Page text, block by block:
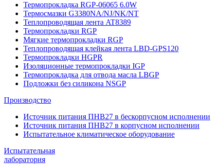
Термопрокладка RGP-06065 6.0W
Термосмазки G3380NA/NJ/NK/NT
Теплопроводящая лента AT8389
Термопрокладки RGP
Мягкие термопрокладки RGP
Теплопроводящая клейкая лента LBD-GPS120
Термопрокладки HGPR
Изоляционные термопрокладки IGP
Термопрокладка для отвода масла LBGP
Подложки без силикона NSGP
Производство
Источник питания ПНВ27 в бескорпусном исполнении
Источник питания ПНВ27 в корпусном исполнении
Испытательное климатическое оборудование
Испытательная
лаборатория